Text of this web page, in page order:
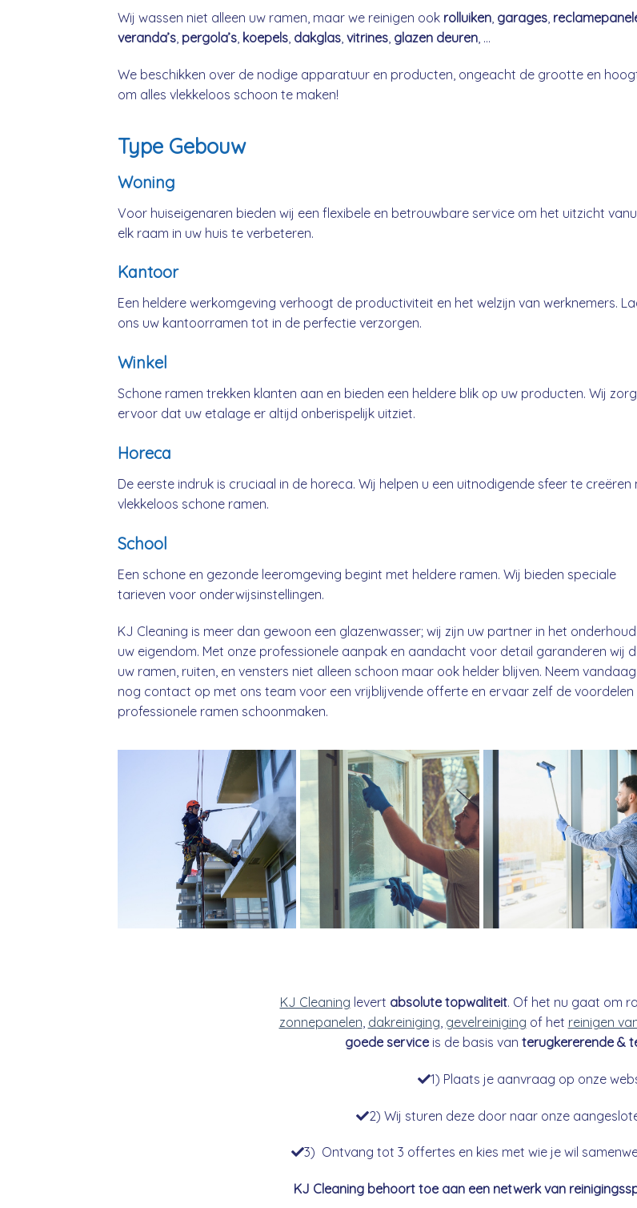
Wij wassen niet alleen uw ramen, maar we reinigen ook rolluiken, garages,
veranda’s, pergola’s, koepels, dakglas, vitrines, glazen deuren, …
We beschikken over de nodige apparatuur en producten, ongeacht de grootte en
om alles vlekkeloos schoon te maken!
Type Gebouw
Woning
Voor huiseigenaren bieden wij een flexibele en betrouwbare service om het uitzicht
elk raam in uw huis te verbeteren.
Kantoor
Een heldere werkomgeving verhoogt de productiviteit en het welzijn van werknemers.
ons uw kantoorramen tot in de perfectie verzorgen.
Winkel
Schone ramen trekken klanten aan en bieden een heldere blik op uw producten. Wij
ervoor dat uw etalage er altijd onberispelijk uitziet.
Horeca
De eerste indruk is cruciaal in de horeca. Wij helpen u een uitnodigende sfeer te creëren
vlekkeloos schone ramen.
School
Een schone en gezonde leeromgeving begint met heldere ramen. Wij bieden speciale
tarieven voor onderwijsinstellingen.
KJ Cleaning is meer dan gewoon een glazenwasser; wij zijn uw partner in het
uw eigendom. Met onze professionele aanpak en aandacht voor detail garanderen wij
uw ramen, ruiten, en vensters niet alleen schoon maar ook helder blijven. Neem vandaag
nog contact op met ons team voor een vrijblijvende offerte en ervaar zelf de voordelen
professionele ramen schoonmaken.
KJ Cleaning levert absolute topwaliteit. Of het nu gaat om
zonnepanelen dakreiniging gevelreiniging of het reinigen
goede serviceis de basis van terugkererende &
1) Plaats je aanvraag op onze
2) Wij sturen deze door naar onze
3) Ontvang tot 3 offertes en kies met wie je wil
KJ Cleaning behoort toe aan een netwerk van